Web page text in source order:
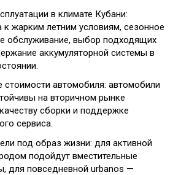
в климате Кубани:
к жарким летним условиям, сезонное
обслуживание, выбор подходящих
аккумуляторной системы в
стоимости автомобиля: автомобили
на вторичном рынке
сборки и поддержке
сервиса.
под образ жизни: для активной
подойдут вместительные
для повседневной urbanos —